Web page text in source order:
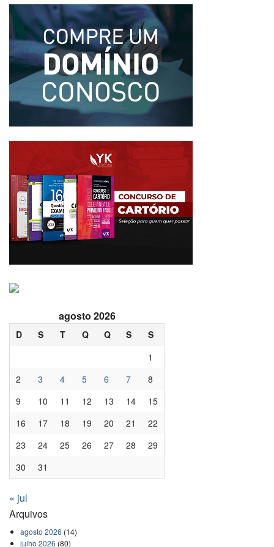
agosto 2026
D S T Q Q S
S
1
2
3 4 5 6 7
8
9
10 11 12 13 14
15
16
17 18 19 20 21
22
23
24 25 26 27 28
29
30
31
« jul
Arquivos
agosto 2026 (14)
julho 2026 (80)